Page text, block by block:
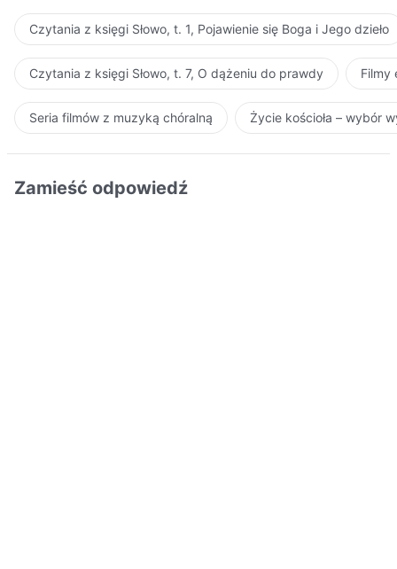
Czytania z księgi Słowo, t. 1, Pojawienie się Boga i Jego dzieło
Czytania z księgi Słowo, t. 7, O dążeniu do prawdy Filmy
Seria filmów z muzyką chóralną Życie kościoła – wybór
Zamieść odpowiedź